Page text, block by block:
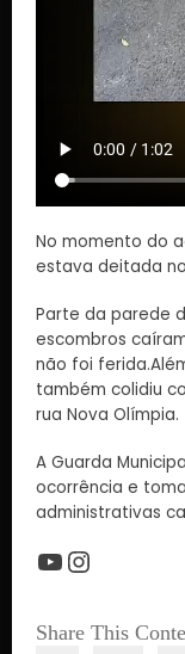
No momento do
estava deitada
Parte da parede
escombros
não foi
também colidiu
rua Nova Olímpia.
A Guarda
ocorrência e
administrativas
Share This